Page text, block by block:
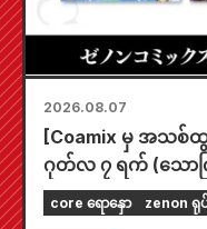
2026.08.07
[Coamix မှ အသစ်
ဂုတ်လ ၇ ရက် (သောကြ
ပြီ။
core ရောနှော zenon ရုပ်